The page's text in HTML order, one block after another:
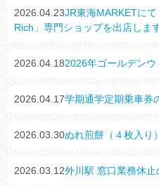
2026.04.23JR東海MARKETに
Rich」専門ショップを出店します
2026.04.182026年ゴールデン
2026.04.17学期通学定期乗車券
2026.03.30ぬれ煎餅（４枚入り
2026.03.12外川駅 窓口業務休止